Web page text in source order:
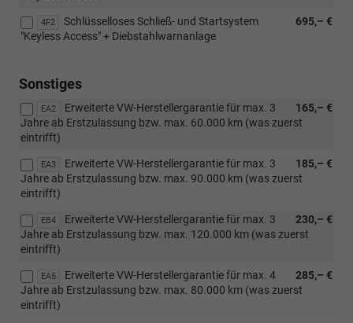
4F2 695,– €
Schlüsselloses Schließ- und Startsystem
"Keyless Access" + Diebstahlwarnanlage
Sonstiges
EA2 165,– €
Erweiterte VW-Herstellergarantie für max. 3
Jahre ab Erstzulassung bzw. max. 60.000 km (was zuerst
eintrifft)
EA3 185,– €
Erweiterte VW-Herstellergarantie für max. 3
Jahre ab Erstzulassung bzw. max. 90.000 km (was zuerst
eintrifft)
EB4 230,– €
Erweiterte VW-Herstellergarantie für max. 3
Jahre ab Erstzulassung bzw. max. 120.000 km (was zuerst
eintrifft)
EA5 285,– €
Erweiterte VW-Herstellergarantie für max. 4
Jahre ab Erstzulassung bzw. max. 80.000 km (was zuerst
eintrifft)